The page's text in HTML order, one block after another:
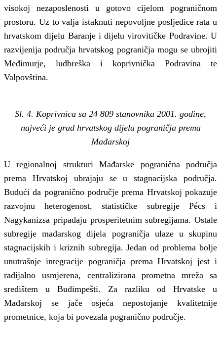
visokoj nezaposlenosti u gotovo cijelom pograničnom
prostoru. Uz to valja istaknuti nepovoljne posljedice rata u
hrvatskom dijelu Baranje i dijelu virovitičke Podravine. U
razvijenija područja hrvatskog pograničja mogu se ubrojiti
Međimurje, ludbreška i koprivnička Podravina te
Valpovština.
Sl. 4. Koprivnica sa 24 809 stanovnika 2001. godine,
najveći je grad hrvatskog dijela pograničja prema
Mađarskoj
U regionalnoj strukturi Mađarske pogranična područja
prema Hrvatskoj ubrajaju se u stagnacijska područja.
Budući da pogranično područje prema Hrvatskoj pokazuje
razvojnu heterogenost, statističke subregije Pécs i
Nagykanizsa pripadaju prosperitetnim subregijama. Ostale
subregije mađarskog dijela pograničja ulaze u skupinu
stagnacijskih i kriznih subregija. Jedan od problema bolje
unutrašnje integracije pograničja prema Hrvatskoj jest i
radijalno usmjerena, centralizirana prometna mreža sa
središtem u Budimpešti. Za razliku od Hrvatske u
Mađarskoj se jače osjeća nepostojanje kvalitetnije
prometnice, koja bi povezala pogranično područje.